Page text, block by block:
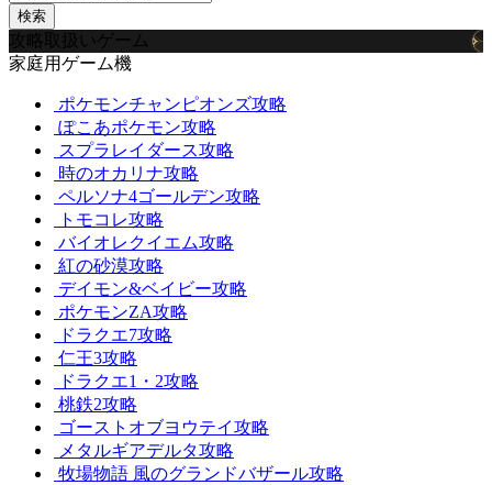
検索
攻略取扱いゲーム
家庭用ゲーム機
ポケモンチャンピオンズ攻略
ぽこあポケモン攻略
スプラレイダース攻略
時のオカリナ攻略
ペルソナ4ゴールデン攻略
トモコレ攻略
バイオレクイエム攻略
紅の砂漠攻略
デイモン&ベイビー攻略
ポケモンZA攻略
ドラクエ7攻略
仁王3攻略
ドラクエ1・2攻略
桃鉄2攻略
ゴーストオブヨウテイ攻略
メタルギアデルタ攻略
牧場物語 風のグランドバザール攻略